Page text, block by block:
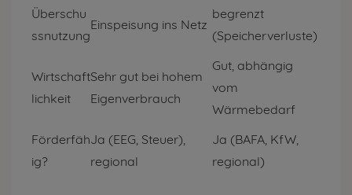
Überschu
ssnutzung
Einspeisung ins Netz
begrenzt
(Speicherverluste)
Wirtschaft
lichkeit
Sehr gut bei hohem
Eigenverbrauch
Gut, abhängig
vom
Wärmebedarf
Förderfäh
ig?
Ja (EEG, Steuer),
regional
Ja (BAFA, KfW,
regional)